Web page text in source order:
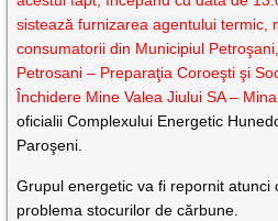
sistează furnizarea agentului termic,
consumatorii din Municipiul
Petrosani – Preparaţia Coroeşti şi
Închidere Mine Valea Jiului SA –
oficialii Complexului Energetic
Paroşeni.
Grupul energetic va fi repornit atunci
problema stocurilor de cărbune.